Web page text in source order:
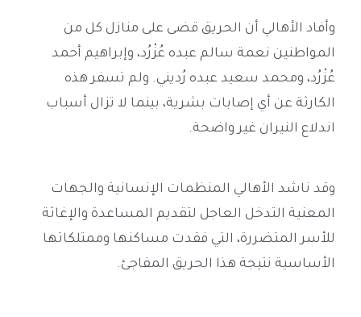
وأفاد الأهالي أن الحريق قضى على منازل كل من
المواطنين نعمة سالم عبده عُزْرُد، وإبراهيم أحمد
عُزْرُد، ومحمد سعيد عبده رُديني. ولم تسفر هذه
الكارثة عن أي إصابات بشرية، بينما لا تزال أسباب
اندلاع النيران غير واضحة.
وقد ناشد الأهالي المنظمات الإنسانية والجهات
المعنية التدخل العاجل لتقديم المساعدة والإغاثة
للأسر المتضررة، التي فقدت مساكنها وممتلكاتها
الأساسية نتيجة هذا الحريق المفاجئ.